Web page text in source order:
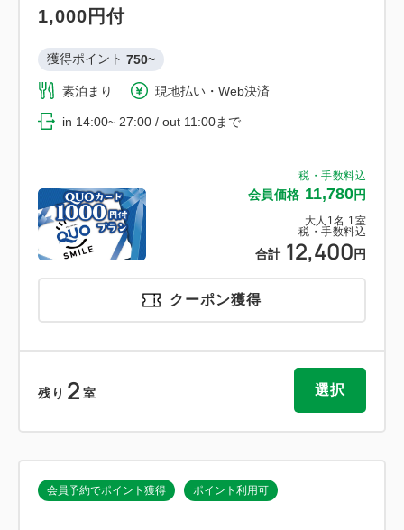
税・手数料込
会員価格 11,780円
大人 1 名 1 室
税・手数料込
合計 12,400 円
1,000円付
獲得ポイント 750~
素泊まり 現地払い・Web決済
in 14:00~ 27:00 / out 11:00まで
クーポン獲得
残り 2 室 選択
会員予約でポイント獲得 ポイント利用可